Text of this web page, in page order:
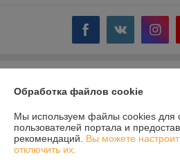
220114, Республика Беларусь, г. Минск,
Регистрационный номер ЕГР: 192751348
Обработка файлов cookie
Мы используем файлы cookies для
пользователей портала и
рекомендаций. Вы можете
отключить их.